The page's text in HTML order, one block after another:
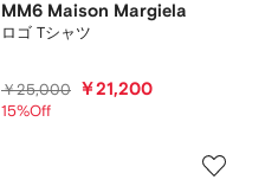
MM6 Maison Margiela
ロゴ Tシャツ
￥25,000 ￥21,200
15%Off